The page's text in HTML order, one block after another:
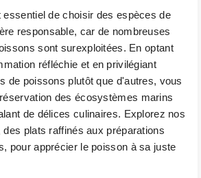
essentiel de choisir des espèces de
responsable, car de nombreuses
sont surexploitées. En optant
réfléchie et en privilégiant
de poissons plutôt que d'autres, vous
des écosystèmes marins
de délices culinaires. Explorez nos
plats raffinés aux préparations
pour apprécier le poisson à sa juste